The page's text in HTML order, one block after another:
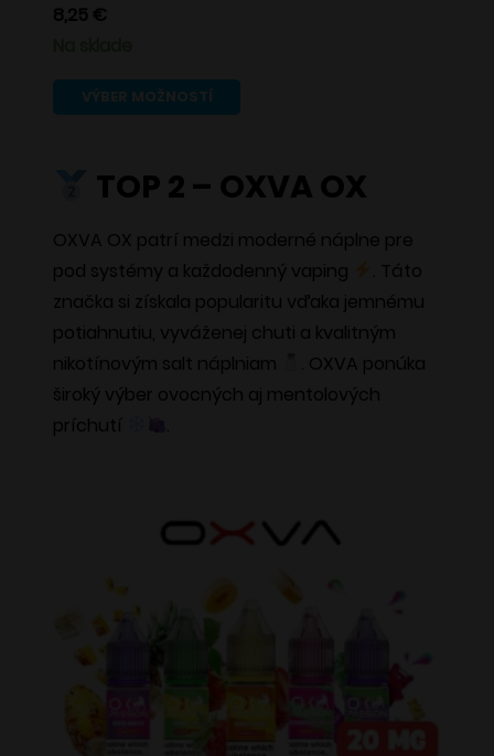
8,25 €
VÝBER MOŽNOSTÍ
viacero
Možnosti
si
môžete
vybrať
na
stránke
TOP 2 – OXVA OX
OXVA OX patrí medzi moderné náplne pre
pod systémy a každodenný vaping
. Táto
značka si získala popularitu vďaka jemnému
potiahnutiu, vyváženej chuti a kvalitným
nikotínovým salt náplniam
. OXVA ponúka
široký výber ovocných aj mentolových
príchutí
.